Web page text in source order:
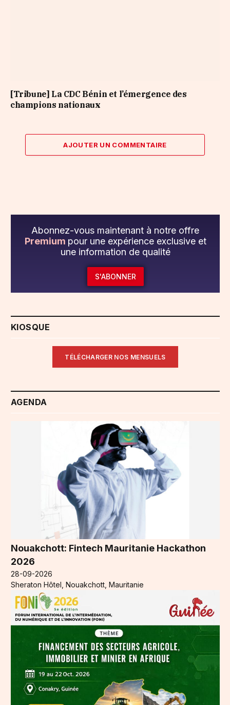
[Tribune] La CDC Bénin et l’émergence des
champions nationaux
AJOUTER UN COMMENTAIRE
Abonnez-vous maintenant à notre offre
Premium pour une expérience exclusive et
une information de qualité
S'ABONNER
KIOSQUE
TÉLÉCHARGER NOS MENSUELS
AGENDA
Nouakchott: Fintech Mauritanie Hackathon
2026
28-09-2026
Sheraton Hôtel, Nouakchott, Mauritanie